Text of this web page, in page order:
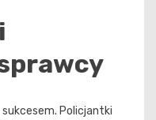
Policjantki